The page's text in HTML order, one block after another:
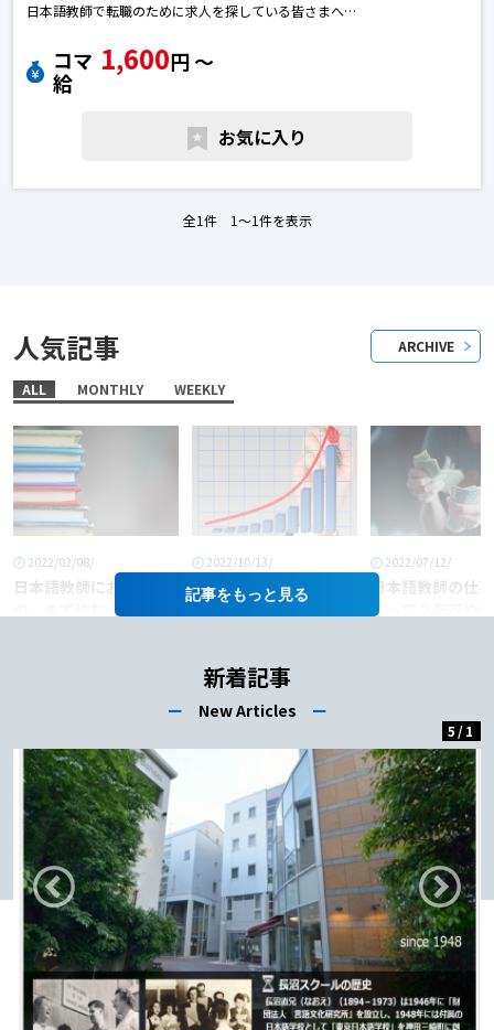
日本語教師で転職のために求人を探している皆さまへ
の転職求人
コマ
給
1,600円 〜
お気に入り
全1件 1〜1件を表示
人気記事
ALL MONTHLY WEEKLY
ARCHIVE
2022/02/08/
日本語教師におすすめ
の、まず読むべき本6
2022/10/13/
「日本語教師」という
職業に将来性はある
2022/07/12/
日本語教師の仕
料って？年収や
記事を
新着記事
ー New Articles ー
5 /1